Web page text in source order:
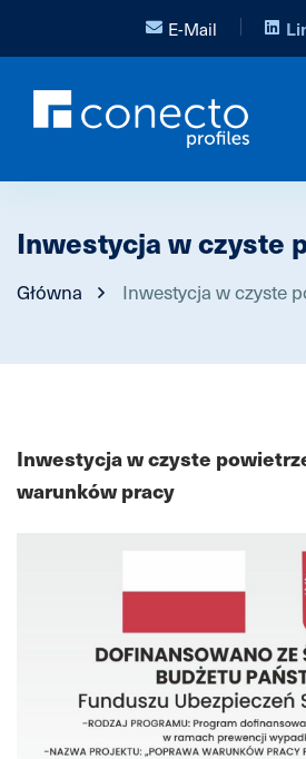
E-Mail
Inwestycja w czyste
Główna Inwestycja w czyste
Inwestycja w czyste
warunków pracy